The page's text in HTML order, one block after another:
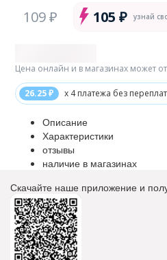
109 ₽ 105 ₽ узнай
26.25 ₽ x 4 платежа без переплат
Цена онлайн и в магазинах может
Описание
Характеристики
отзывы
наличие в магазинах
Скачайте наше приложение и